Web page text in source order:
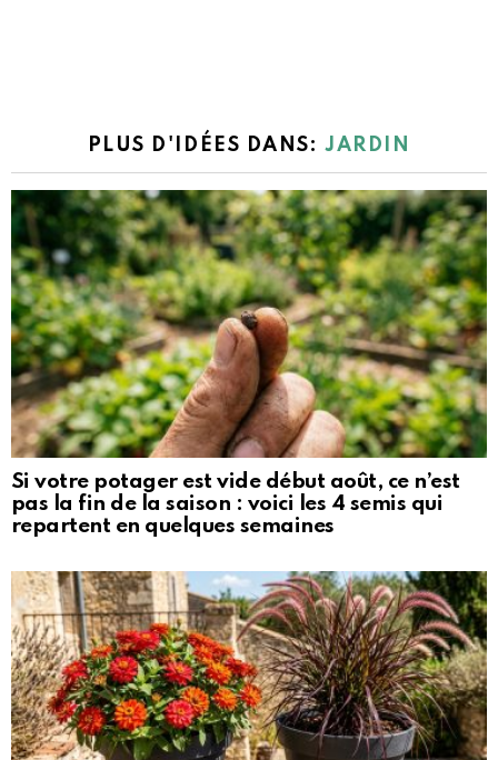
PLUS D'IDÉES DANS:JARDIN
Si votre potager est vide début août, ce n’est
pas la fin de la saison : voici les 4 semis qui
repartent en quelques semaines